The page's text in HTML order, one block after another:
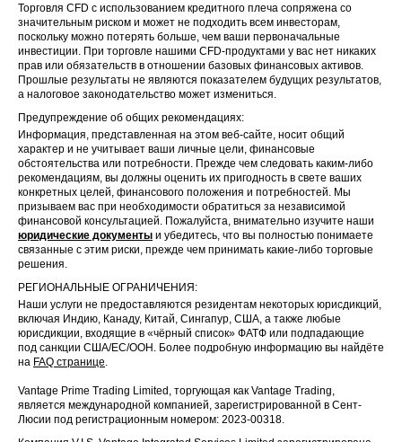
Торговля CFD с использованием кредитного плеча сопряжена со
значительным риском и может не подходить всем инвесторам,
поскольку можно потерять больше, чем ваши первоначальные
инвестиции. При торговле нашими CFD-продуктами у вас нет никаких
прав или обязательств в отношении базовых финансовых активов.
Прошлые результаты не являются показателем будущих результатов,
а налоговое законодательство может измениться.
Предупреждение об общих рекомендациях:
Информация, представленная на этом веб-сайте, носит общий
характер и не учитывает ваши личные цели, финансовые
обстоятельства или потребности. Прежде чем следовать каким-либо
рекомендациям, вы должны оценить их пригодность в свете ваших
конкретных целей, финансового положения и потребностей. Мы
призываем вас при необходимости обратиться за независимой
финансовой консультацией. Пожалуйста, внимательно изучите наши
юридические документы и убедитесь, что вы полностью понимаете
связанные с этим риски, прежде чем принимать какие-либо торговые
решения.
РЕГИОНАЛЬНЫЕ ОГРАНИЧЕНИЯ:
Наши услуги не предоставляются резидентам некоторых юрисдикций,
включая Индию, Канаду, Китай, Сингапур, США, а также любые
юрисдикции, входящие в «чёрный список» ФАТФ или подпадающие
под санкции США/ЕС/ООН. Более подробную информацию вы найдёте
на FAQ странице.
Vantage Prime Trading Limited, торгующая как Vantage Trading,
является международной компанией, зарегистрированной в Сент-
Люсии под регистрационным номером: 2023-00318.